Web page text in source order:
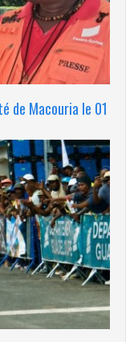
de Macouria le 01